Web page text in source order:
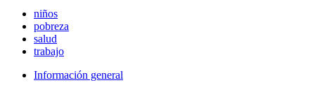
niños
pobreza
salud
trabajo
Información general